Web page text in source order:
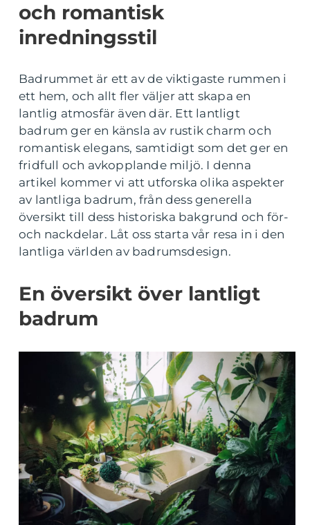
och romantisk
inredningsstil
Badrummet är ett av de viktigaste rummen i
ett hem, och allt fler väljer att skapa en
lantlig atmosfär även där. Ett lantligt
badrum ger en känsla av rustik charm och
romantisk elegans, samtidigt som det ger en
fridfull och avkopplande miljö. I denna
artikel kommer vi att utforska olika aspekter
av lantliga badrum, från dess generella
översikt till dess historiska bakgrund och för-
och nackdelar. Låt oss starta vår resa in i den
lantliga världen av badrumsdesign.
En översikt över lantligt
badrum